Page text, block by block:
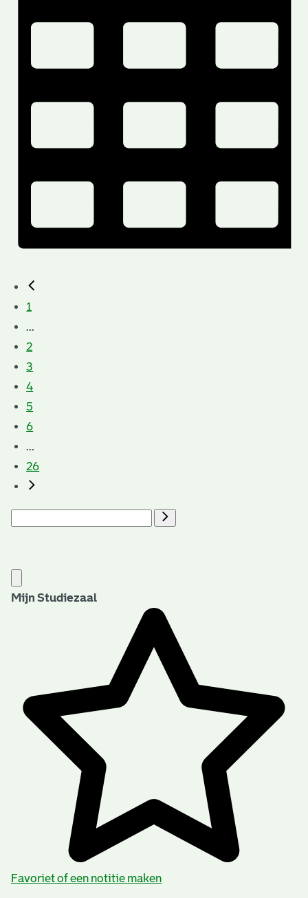
1
...
2
3
4
5
6
...
26
Mijn Studiezaal
Favoriet of een notitie maken